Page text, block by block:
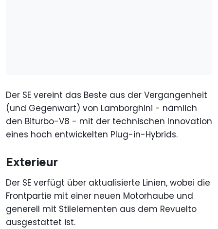
Der SE vereint das Beste aus der Vergangenheit
(und Gegenwart) von Lamborghini - nämlich
den Biturbo-V8 - mit der technischen Innovation
eines hoch entwickelten Plug-in-Hybrids.
Exterieur
Der SE verfügt über aktualisierte Linien, wobei die
Frontpartie mit einer neuen Motorhaube und
generell mit Stilelementen aus dem Revuelto
ausgestattet ist.